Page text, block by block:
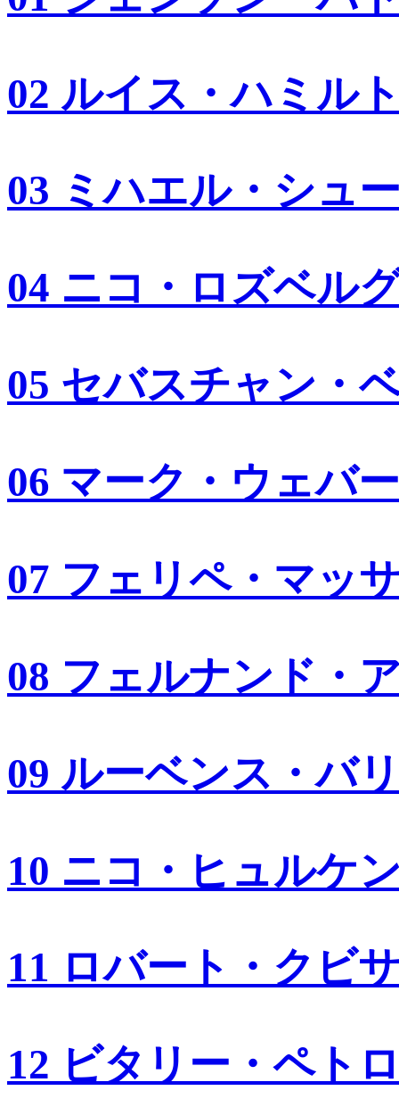
02 ルイス・ハミル
03 ミハエル・シュ
04 ニコ・ロズベル
05 セバスチャン・
06 マーク・ウェバー
07 フェリペ・マッ
08 フェルナンド・
09 ルーベンス・バ
10 ニコ・ヒュルケ
11 ロバート・クビ
12 ビタリー・ペト